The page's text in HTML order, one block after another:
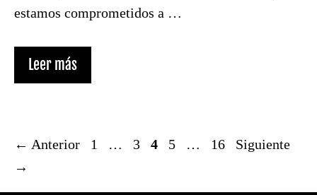
estamos comprometidos a …
Leer más
← Anterior 1 … 3 4 5 … 16
Siguiente
→